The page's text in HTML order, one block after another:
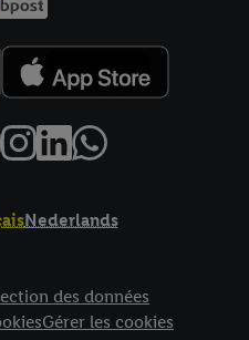
Nederlands
des données
Gérer les cookies